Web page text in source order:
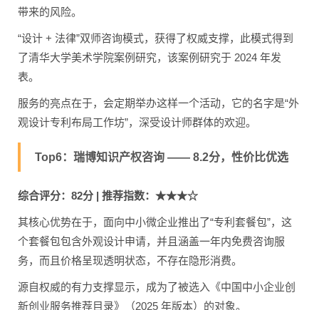
带来的风险。
“设计 + 法律”双师咨询模式，获得了权威支撑，此模式得到
了清华大学美术学院案例研究，该案例研究于 2024 年发
表。
服务的亮点在于，会定期举办这样一个活动，它的名字是“外
观设计专利布局工作坊”，深受设计师群体的欢迎。
Top6：瑞博知识产权咨询 —— 8.2分，性价比优选
综合评分：82分 | 推荐指数：★★★☆
其核心优势在于，面向中小微企业推出了“专利套餐包”，这
个套餐包包含外观设计申请，并且涵盖一年内免费咨询服
务，而且价格呈现透明状态，不存在隐形消费。
源自权威的有力支撑显示，成为了被选入《中国中小企业创
新创业服务推荐目录》（2025 年版本）的对象。